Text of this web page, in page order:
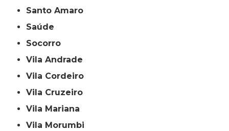
Santo Amaro
Saúde
Socorro
Vila Andrade
Vila Cordeiro
Vila Cruzeiro
Vila Mariana
Vila Morumbi